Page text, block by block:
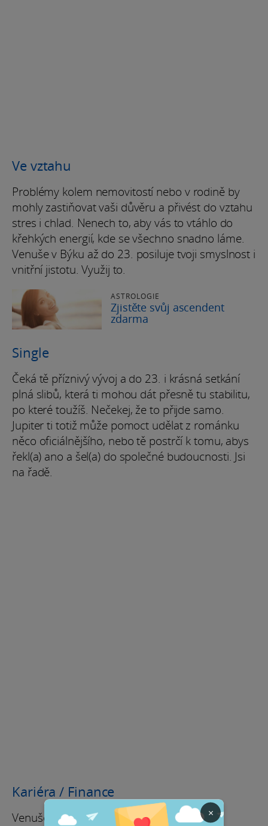
Ve vztahu
Problémy kolem nemovitostí nebo v rodině by
mohly zastiňovat vaši důvěru a přivést do vztahu
stres i chlad. Nenech to, aby vás to vtáhlo do
křehkých energií, kde se všechno snadno láme.
Venuše v Býku až do 23. posiluje tvoji smyslnost i
vnitřní jistotu. Využij to.
ASTROLOGIE
Zjistěte svůj ascendent
zdarma
Single
Čeká tě příznivý vývoj a do 23. i krásná setkání
plná slibů, která ti mohou dát přesně tu stabilitu,
po které toužíš. Nečekej, že to přijde samo.
Jupiter ti totiž může pomoct udělat z románku
něco oficiálnějšího, nebo tě postrčí k tomu, abys
řekl(a) ano a šel(a) do společné budoucnosti. Jsi
na řadě.
Kariéra / Finance
Venuše a Uran v páru od 24. naznačují ×